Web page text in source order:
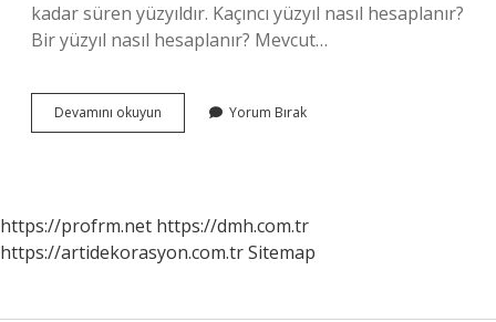
kadar süren yüzyıldır. Kaçıncı yüzyıl nasıl hesaplanır?
Bir yüzyıl nasıl hesaplanır? Mevcut…
Devamını okuyun
Asır
Yorum Bırak
https://profrm.net https://dmh.com.tr
https://artidekorasyon.com.trSitemap